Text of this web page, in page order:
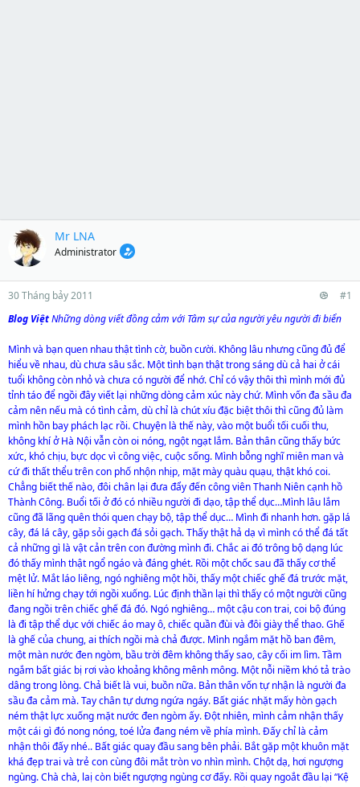
Mr LNA
Administrator
30 Tháng bảy 2011
#1
Blog ViệtNhững dòng viết đồng cảm với Tâm sự của người yêu người đi biển
Mình và bạn quen nhau thật tình cờ, buồn cười. Không lâu nhưng cũng đủ để
hiểu về nhau, dù chưa sâu sắc. Một tình bạn thật trong sáng dù cả hai ở cái
tuổi không còn nhỏ và chưa có người để nhớ. Chỉ có vậy thôi thì mình mới đủ
tỉnh táo để ngồi đây viết lại những dòng cảm xúc này chứ. Mình vốn đa sầu đa
cảm nên nếu mà có tình cảm, dù chỉ là chút xíu đặc biệt thôi thì cũng đủ làm
mình hồn bay phách lạc rồi. Chuyện là thế này, vào một buổi tối cuối thu,
không khí ở Hà Nội vẫn còn oi nóng, ngột ngạt lắm. Bản thân cũng thấy bức
xức, khó chịu, bực dọc vì công việc, cuộc sống. Mình bỗng nghĩ miên man và
cứ đi thất thểu trên con phố nhộn nhịp, mặt mày quàu quạu, thật khó coi.
Chẳng biết thế nào, đôi chân lại đưa đẩy đến công viên Thanh Niên cạnh hồ
Thành Công. Buổi tối ở đó có nhiều người đi dạo, tập thể dục…Mình lâu lắm
cũng đã lãng quên thói quen chạy bộ, tập thể dục… Mình đi nhanh hơn. gặp lá
cây, đá lá cây, gặp sỏi gạch đá sỏi gạch. Thấy thật hả dạ vì mình có thể đá tất
cả những gì là vật cản trên con đường mình đi. Chắc ai đó trông bộ dạng lúc
đó thấy mình thật ngổ ngáo và đáng ghét. Rồi một chốc sau đã thấy cơ thể
mệt lử. Mắt láo liêng, ngó nghiêng một hồi, thấy một chiếc ghế đá trước mặt,
liền hí hửng chạy tới ngồi xuống. Lúc định thần lại thì thấy có một người cũng
đang ngồi trên chiếc ghế đá đó. Ngó nghiêng… một cậu con trai, coi bộ đúng
là đi tập thể dục với chiếc áo may ô, chiếc quần đùi và đôi giày thể thao. Ghế
là ghế của chung, ai thích ngồi mà chả được. Mình ngắm mặt hồ ban đêm,
một màn nước đen ngòm, bầu trời đêm không thấy sao, cây cối im lìm. Tầm
ngắm bất giác bị rơi vào khoảng không mênh mông. Một nỗi niềm khó tả trào
dâng trong lòng. Chả biết là vui, buồn nữa. Bản thân vốn tự nhận là người đa
sầu đa cảm mà. Tay chân tự dưng ngứa ngáy. Bất giác nhặt mấy hòn gạch
ném thật lực xuống mặt nước đen ngòm ấy. Đột nhiên, mình cảm nhận thấy
một cái gì đó nong nóng, toé lửa đang ném về phía mình. Đấy chỉ là cảm
nhận thôi đấy nhé.. Bất giác quay đầu sang bên phải. Bắt gặp một khuôn mặt
khá đẹp trai và trẻ con cùng đôi mắt tròn vo nhìn mình. Chột dạ, hơi ngượng
ngùng. Chà chà, laị còn biết ngượng ngùng cơ đấy. Rồi quay ngoắt đầu lại “Kệ